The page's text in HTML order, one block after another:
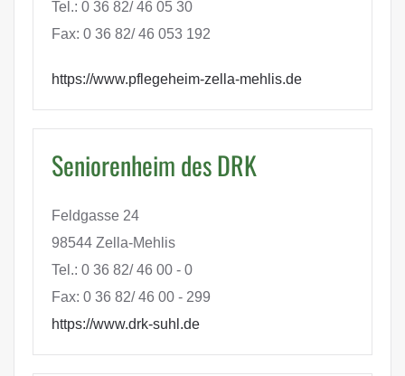
Tel.: 0 36 82/ 46 05 30
Fax: 0 36 82/ 46 053 192
https://www.pflegeheim-zella-mehlis.de
Seniorenheim des DRK
Feldgasse 24
98544 Zella-Mehlis
Tel.: 0 36 82/ 46 00 - 0
Fax: 0 36 82/ 46 00 - 299
https://www.drk-suhl.de